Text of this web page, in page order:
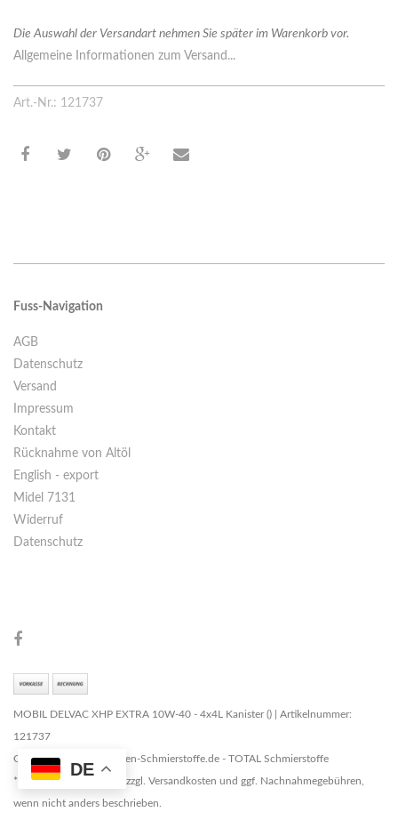
DE
Die Auswahl der Versandart nehmen Sie später im Warenkorb vor.
Allgemeine Informationen zum Versand...
Art.-Nr.: 121737
Fuss-Navigation
AGB
Datenschutz
Versand
Impressum
Kontakt
Rücknahme von Altöl
English - export
Midel 7131
Widerruf
Datenschutz
MOBIL DELVAC XHP EXTRA 10W-40 - 4x4L Kanister () | Artikelnummer:
121737
Copyright © 2026 Marken-Schmierstoffe.de - TOTAL Schmierstoffe
* Alle Preise zzgl. MwSt. zzgl. Versandkosten und ggf. Nachnahmegebühren,
wenn nicht anders beschrieben.